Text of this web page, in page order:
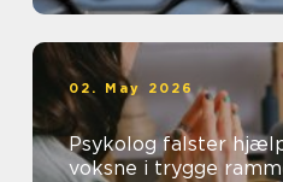
02. May 2026
Psykolog falster hjælp til børn, unge og
voksne i trygge